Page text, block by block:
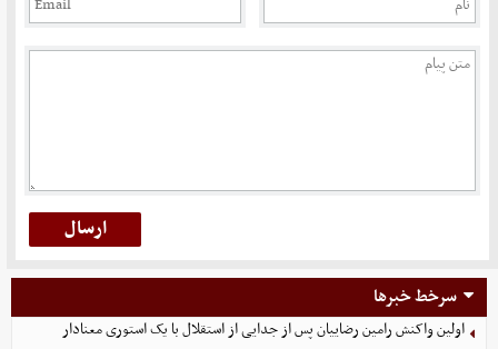
سرخط خبرها
اولین واکنش رامین رضاییان پس از جدایی از استقلال با یک استوری معنادار